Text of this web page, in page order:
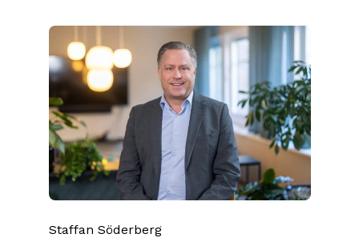
Staffan Söderberg